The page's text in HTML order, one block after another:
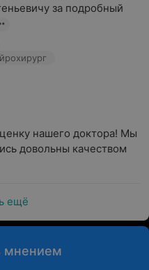
за подробный
нашего доктора! Мы
довольны качеством
ещё
мнением